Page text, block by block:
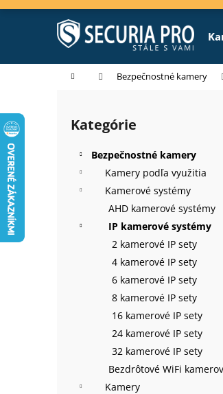
Prejsť
Domov Bezpečnostné kamery
Preskočiť
kategórie
Kategórie
Bezpečnostné kamery
Kamery podľa využitia
Kamerové systémy
AHD kamerové systémy
IP kamerové systémy
2 kamerové IP sety
4 kamerové IP sety
6 kamerové IP sety
8 kamerové IP sety
16 kamerové IP sety
24 kamerové IP sety
32 kamerové IP sety
Bezdrôtové WiFi
Kamery
K
í
Späť
Späť